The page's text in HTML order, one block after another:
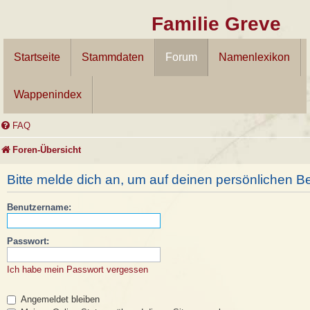
Familie Greve
Startseite Stammdaten Forum Namenlexikon
Wappenindex
FAQ
Foren-Übersicht
Bitte melde dich an, um auf deinen persönlichen
Benutzername:
Passwort:
Ich habe mein Passwort vergessen
Angemeldet bleiben